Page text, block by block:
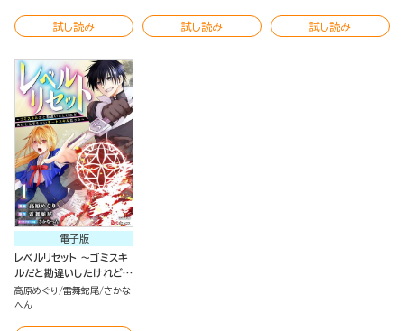
試し読み 試し読み 試し読み
電子版
レベルリセット ～ゴミスキ
ルだと勘違いしたけれど実
はとんでもないチートスキ
ルだった～ コミック版（分
高原めぐり 雷舞蛇尾 さかな
へん